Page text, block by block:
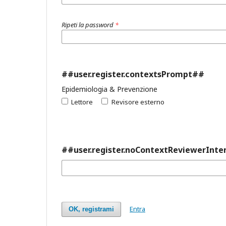
Ripeti la password *
##user.register.contextsPrompt##
Epidemiologia & Prevenzione
Lettore Revisore esterno
OK, registrami Entra